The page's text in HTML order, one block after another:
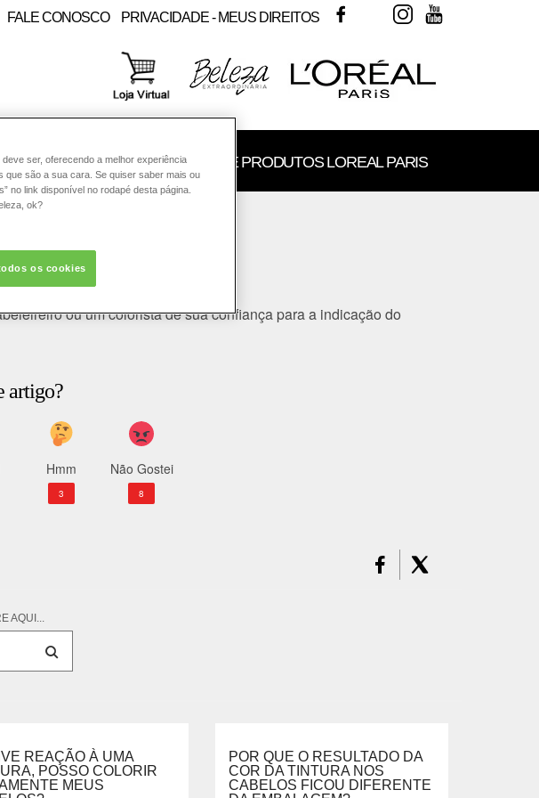
FALE CONOSCO PRIVACIDADE - MEUS DIREITOS FACEBOOKTWITTERINSTAGRAM
SOLAR CONSULTORIA DE PRODUTOS LOREAL PARIS
ou umcoloristade sua confiança para a indicação do
artigo?
Hmm
3
Não Gostei
8
AQUI...
REAÇÃO À UMA
POSSO COLORIR
MEUS
POR QUE O RESULTADO DA
COR DA TINTURA NOS
CABELOS FICOU DIFERENTE
ser, oferecendo a melhor experiência
são a sua cara. Se quiser saber mais ou
no link disponível no rodapé desta página.
ok?
os cookies